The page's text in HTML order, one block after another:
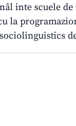
inte scuele
la